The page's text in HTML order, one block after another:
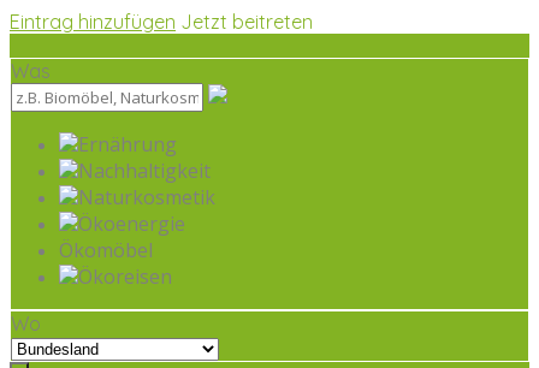
Eintrag hinzufügen Jetzt beitreten
Was
Ernährung
Nachhaltigkeit
Naturkosmetik
Ökoenergie
Ökomöbel
Ökoreisen
Wo